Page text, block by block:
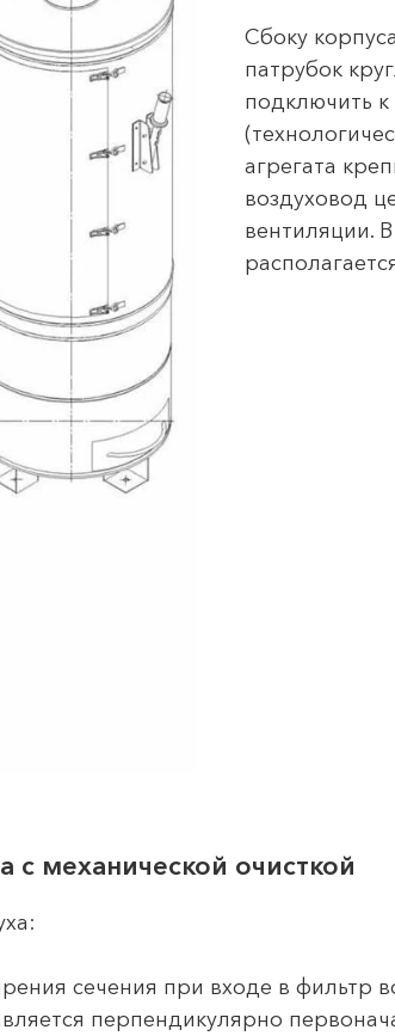
Сбоку
патрубок
подключить к
агрегата
воздуховод
вентиляции.
механической очисткой
сечения при входе в фильтр
перпендикулярно